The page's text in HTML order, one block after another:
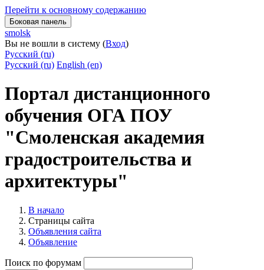
Перейти к основному содержанию
Боковая панель
smolsk
Вы не вошли в систему (Вход)
Русский ‎(ru)‎
Русский ‎(ru)‎ English ‎(en)‎
Портал дистанционного
обучения ОГА ПОУ
"Смоленская академия
градостроительства и
архитектуры"
В начало
Страницы сайта
Объявления сайта
Объявление
Поиск по форумам